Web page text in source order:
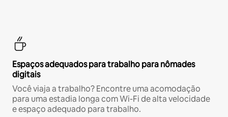
Espaços adequados para trabalho para nômades
digitais
Você viaja a trabalho? Encontre uma acomodação
para uma estadia longa com Wi-Fi de alta velocidade
e espaço adequado para trabalho.